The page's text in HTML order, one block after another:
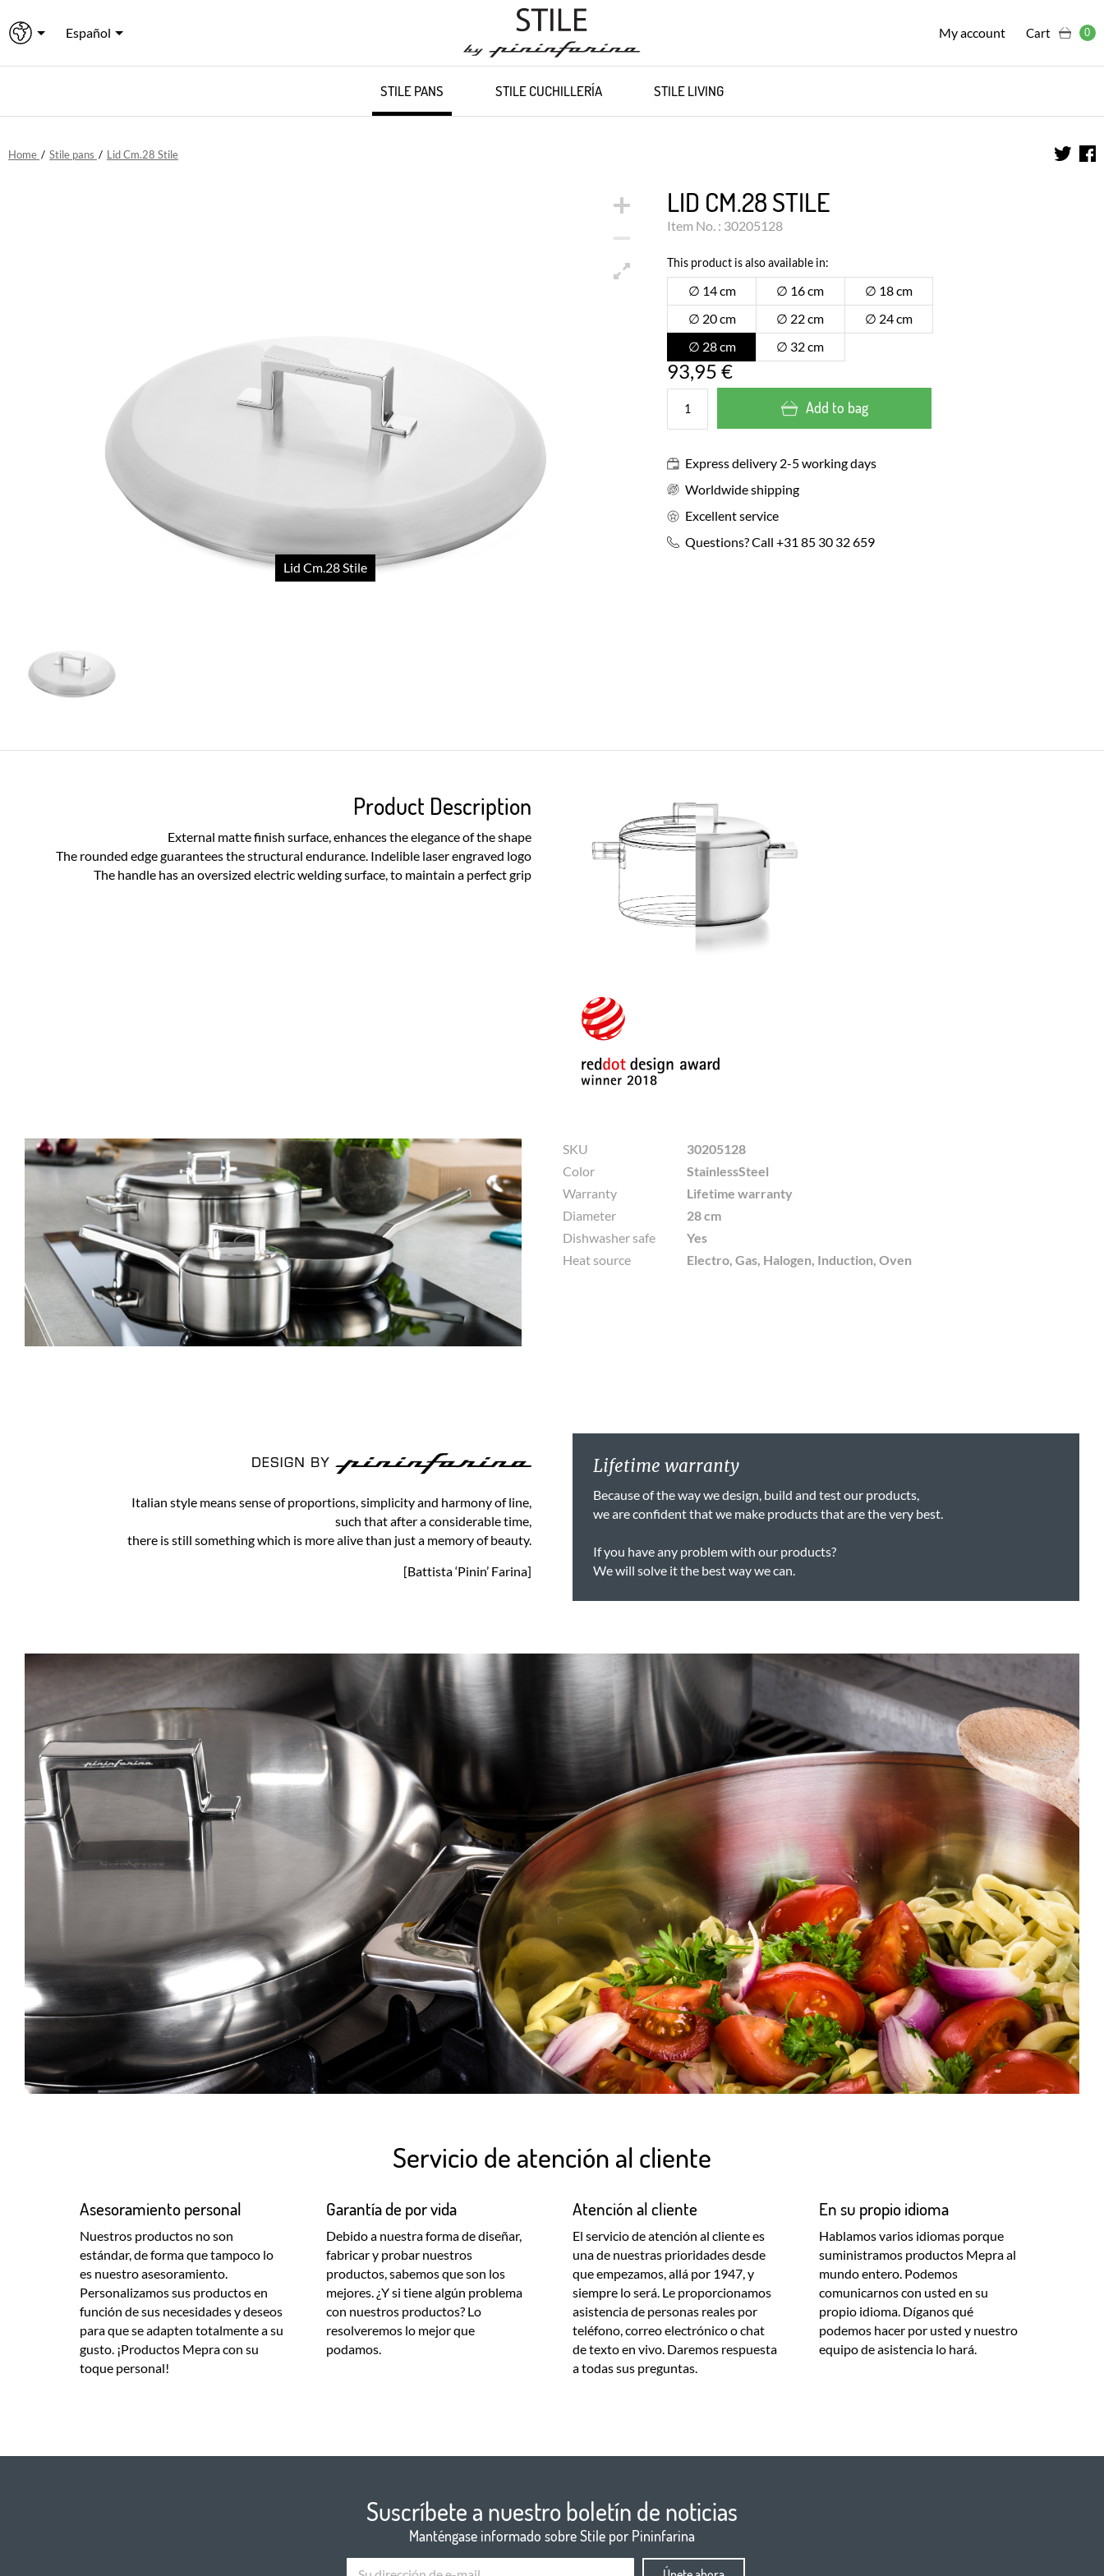
Español My account 0
Cart
STILE PANS STILE CUCHILLERÍA STILE LIVING
Home / Stile pans / Lid Cm.28 Stile
Lid Cm.28 Stile
LID CM.28 STILE
Item No. : 30205128
This product is also available in:
∅ 14 cm ∅ 16 cm
∅ 18 cm
∅ 20 cm
∅ 22 cm
∅ 24 cm
∅ 28 cm
∅ 32 cm
93,95 €
Add to bag
Express delivery 2-5 working days
Worldwide shipping
Excellent service
Questions? Call +31 85 30 32 659
Product Description
External matte finish surface, enhances the elegance of the shape
The rounded edge guarantees the structural endurance. Indelible laser engraved logo
The handle has an oversized electric welding surface, to maintain a perfect grip
SKU
30205128
Color
StainlessSteel
Warranty
Lifetime warranty
Diameter
28 cm
Dishwasher safe
Yes
Heat source
Electro, Gas, Halogen, Induction, Oven
Italian style means sense of proportions, simplicity and harmony of line,
such that after a considerable time,
there is still something which is more alive than just a memory of beauty.
[Battista ‘Pinin’ Farina]
Lifetime warranty
Because of the way we design, build and test our products,
we are confident that we make products that are the very best.
If you have any problem with our products?
We will solve it the best way we can.
Servicio de atención al cliente
Asesoramiento personal
Nuestros productos no son
estándar, de forma que tampoco lo
es nuestro asesoramiento.
Personalizamos sus productos en
función de sus necesidades y deseos
para que se adapten totalmente a su
gusto. ¡Productos Mepra con su
toque personal!
Garantía de por vida
Debido a nuestra forma de diseñar,
fabricar y probar nuestros
productos, sabemos que son los
mejores. ¿Y si tiene algún problema
con nuestros productos? Lo
resolveremos lo mejor que
podamos.
Atención al cliente
El servicio de atención al cliente es
una de nuestras prioridades desde
que empezamos, allá por 1947, y
siempre lo será. Le proporcionamos
asistencia de personas reales por
teléfono, correo electrónico o chat
de texto en vivo. Daremos respuesta
a todas sus preguntas.
En su propio idioma
Hablamos varios idiomas porque
suministramos productos Mepra al
mundo entero. Podemos
comunicarnos con usted en su
propio idioma. Díganos qué
podemos hacer por usted y nuestro
equipo de asistencia lo hará.
Suscríbete a nuestro boletín de noticias
Manténgase informado sobre Stile por Pininfarina